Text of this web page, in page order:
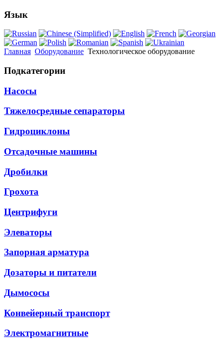
Язык
Главная Оборудование Технологическое оборудование
Подкатегории
Насосы
Тяжелосредные сепараторы
Гидроциклоны
Отсадочные машины
Дробилки
Грохота
Центрифуги
Элеваторы
Запорная арматура
Дозаторы и питатели
Дымососы
Конвейерный транспорт
Электромагнитные